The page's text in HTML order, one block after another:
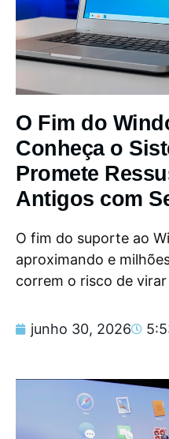
O Fim do
Conheça o
Promete
Antigos com
O fim do suporte ao
aproximando e
correm o risco de virar
junho 30, 2026